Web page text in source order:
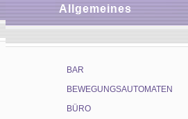
Allgemeines
BAR
BEWEGUNGSAUTOMATEN
BÜRO